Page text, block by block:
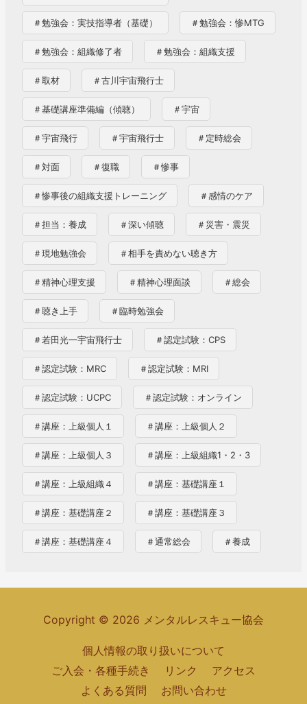
＃勉強会：実技指導者（基礎） ＃勉強会：惨MTG
＃勉強会：組織修了者 ＃勉強会：組織支援
＃取材 ＃古川宇宙飛行士
＃基礎講座準備編（傾聴） ＃宇宙
＃宇宙飛行 ＃宇宙飛行士 ＃定時総会
＃対面 ＃復職 ＃惨事
＃惨事後の組織支援トレーニング ＃感情のケア
＃担当：養成 ＃深い傾聴 ＃災害・震災
＃現地勉強会 ＃相手を責めない聴き方
＃精神心理支援 ＃精神心理面談 ＃総会
＃聴き上手 ＃臨時勉強会
＃若田光一宇宙飛行士 ＃認定試験：CPS
＃認定試験：MRC ＃認定試験：MRI
＃認定試験：UCPC ＃認定試験：オンライン
＃講座：上級個人１ ＃講座：上級個人２
＃講座：上級個人３ ＃講座：上級組織1・2・3
＃講座：上級組織４ ＃講座：基礎講座１
＃講座：基礎講座２ ＃講座：基礎講座３
＃講座：基礎講座４ ＃通常総会 ＃養成
Copyright © 2026 メンタルレスキュー協会
個人情報の取り扱いについて
ご入会・各種手続き
リンク
アクセス
よくある質問
お問い合わせ